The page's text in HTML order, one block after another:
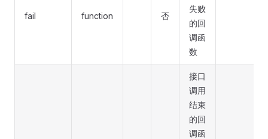
fail function 否
失败
的回
调函
数
接口
调用
结束
的回
调函